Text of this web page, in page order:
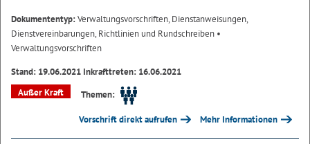
Dokumententyp:Verwaltungsvorschriften, Dienstanweisungen,
Dienstvereinbarungen, Richtlinien und Rundschreiben •
Verwaltungsvorschriften
Stand: 19.06.2021 Inkrafttreten: 16.06.2021
Außer Kraft
Themen:
Vorschrift direkt aufrufen Mehr Informationen